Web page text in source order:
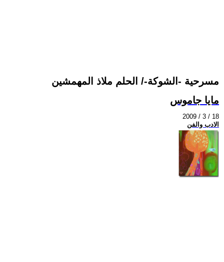
مسرحية -الشوكة-/ الحلم ملاذ المهمشين
مايا جاموس
2009 / 3 / 18
الادب والفن